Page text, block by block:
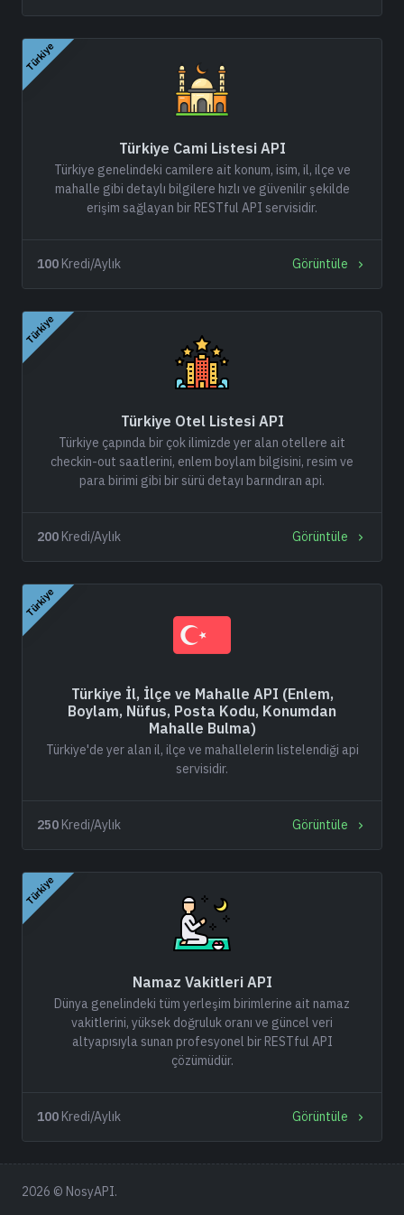
Türkiye
Türkiye Cami Listesi API
Türkiye genelindeki camilere ait konum, isim, il, ilçe ve
mahalle gibi detaylı bilgilere hızlı ve güvenilir şekilde
erişim sağlayan bir RESTful API servisidir.
Görüntüle
100 Kredi/Aylık
Türkiye
Türkiye Otel Listesi API
Türkiye çapında bir çok ilimizde yer alan otellere ait
checkin-out saatlerini, enlem boylam bilgisini, resim ve
para birimi gibi bir sürü detayı barındıran api.
Görüntüle
200 Kredi/Aylık
Türkiye
Türkiye İl, İlçe ve Mahalle API (Enlem,
Boylam, Nüfus, Posta Kodu, Konumdan
Mahalle Bulma)
Türkiye'de yer alan il, ilçe ve mahallelerin listelendiği api
servisidir.
Görüntüle
250 Kredi/Aylık
Türkiye
Namaz Vakitleri API
Dünya genelindeki tüm yerleşim birimlerine ait namaz
vakitlerini, yüksek doğruluk oranı ve güncel veri
altyapısıyla sunan profesyonel bir RESTful API
çözümüdür.
Görüntüle
100 Kredi/Aylık
2026 © NosyAPI.